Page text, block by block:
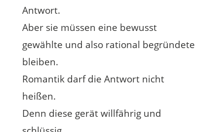
Antwort.
Aber sie müssen eine bewusst
gewählte und also rational begründete
bleiben.
Romantik darf die Antwort nicht
heißen.
Denn diese gerät willfährig und